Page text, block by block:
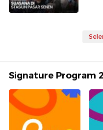
Signature Program